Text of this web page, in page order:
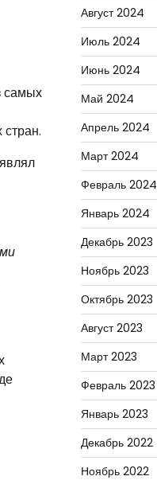
самых
Август 2024
Июль 2024
Июнь 2024
Май 2024
Апрель 2024
Март 2024
Февраль 2024
Январь 2024
Декабрь 2023
Ноябрь 2023
Октябрь 2023
Август 2023
Март 2023
Февраль 2023
Январь 2023
Декабрь 2022
Ноябрь 2022